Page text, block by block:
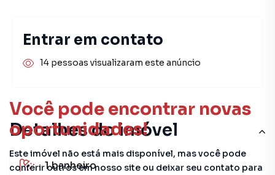
Você pode encontrar novas
oportunidades!
Este imóvel não está mais disponível, mas você pode
conferir outros em nosso site ou deixar seu contato para
Detalhes do imóvel
1banheiro
Entrar em contato
14 pessoas visualizaram este anúncio